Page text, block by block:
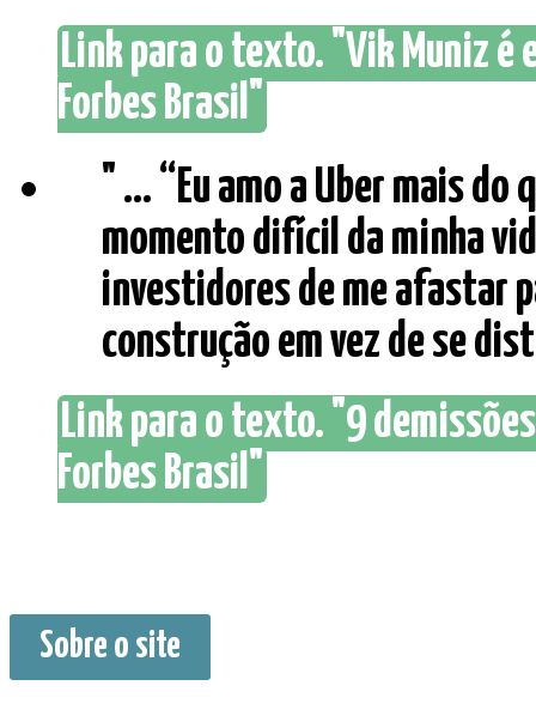
Link para o texto. "Vik Muniz
Forbes Brasil"
" ... “Eu amo a Uber mais
momento difícil da minha
investidores de me afastar
construção em vez de se
Link para o texto. "9
Forbes Brasil"
Sobre o site